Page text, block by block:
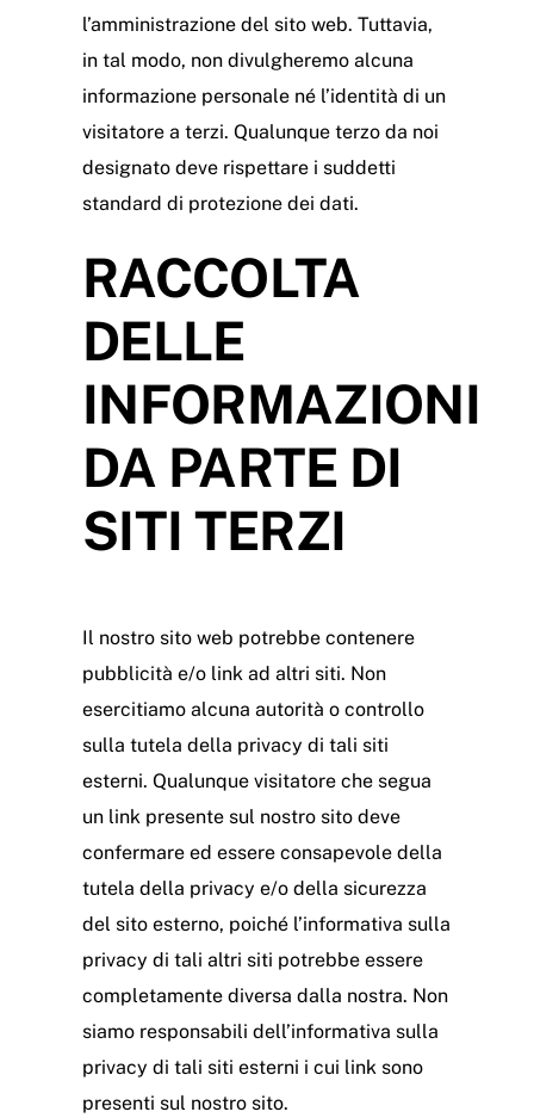
l’amministrazione del sito web. Tuttavia,
in tal modo, non divulgheremo alcuna
informazione personale né l’identità di un
visitatore a terzi. Qualunque terzo da noi
designato deve rispettare i suddetti
standard di protezione dei dati.
RACCOLTA
DELLE
INFORMAZIONI
DA PARTE DI
SITI TERZI
Il nostro sito web potrebbe contenere
pubblicità e/o link ad altri siti. Non
esercitiamo alcuna autorità o controllo
sulla tutela della privacy di tali siti
esterni. Qualunque visitatore che segua
un link presente sul nostro sito deve
confermare ed essere consapevole della
tutela della privacy e/o della sicurezza
del sito esterno, poiché l’informativa sulla
privacy di tali altri siti potrebbe essere
completamente diversa dalla nostra. Non
siamo responsabili dell’informativa sulla
privacy di tali siti esterni i cui link sono
presenti sul nostro sito.